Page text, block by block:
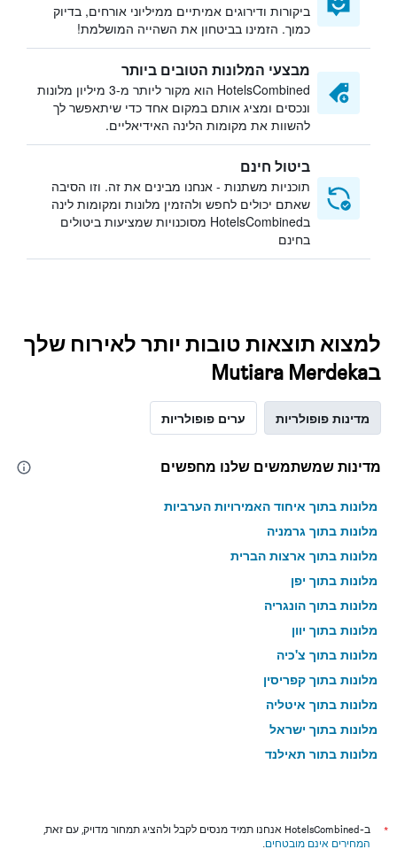
ביקורות ודירוגים אמיתיים ממיליוני אורחים, בדיוק
כמוך. הזמינו בביטחון את השהייה המושלמת!
מבצעי המלונות הטובים ביותר
HotelsCombined הוא מקור ליותר מ-3 מיליון מלונות
ונכסים ומציג אותם במקום אחד כדי שיתאפשר לך
להשוות את מקומות הלינה האידיאליים.
ביטול חינם
תוכניות משתנות - אנחנו מבינים את זה. וזו הסיבה
שאתם יכולים לחפש ולהזמין מלונות ומקומות לינה
בHotelsCombined מסוכנויות שמציעות ביטולים
בחינם
למצוא תוצאות טובות יותר לאירוח שלך
בMutiara Merdeka
מדינות פופולריות ערים פופולריות
מדינות שמשתמשים שלנו מחפשים
מלונות בתוך איחוד האמירויות הערביות
מלונות בתוך גרמניה
מלונות בתוך ארצות הברית
מלונות בתוך יפן
מלונות בתוך הונגריה
מלונות בתוך יוון
מלונות בתוך צ'כיה
מלונות בתוך קפריסין
מלונות בתוך איטליה
מלונות בתוך ישראל
מלונות בתוך תאילנד
*
ב-HotelsCombined אנחנו תמיד מנסים לקבל ולהציג תמחור מדויק, עם זאת,
המחירים אינם מובטחים.